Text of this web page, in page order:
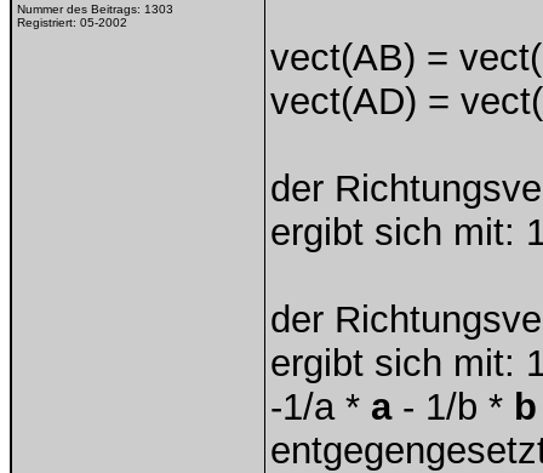
Nummer des Beitrags: 1303
Registriert: 05-2002
vect(AB) =
vect(AD) =
der
ergibt sich mit:
der
ergibt sich mit:
-1/a * a- 1/b * b